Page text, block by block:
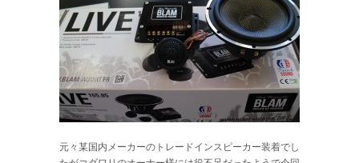
元々某国内メーカーのトレードインスピーカー装着でし